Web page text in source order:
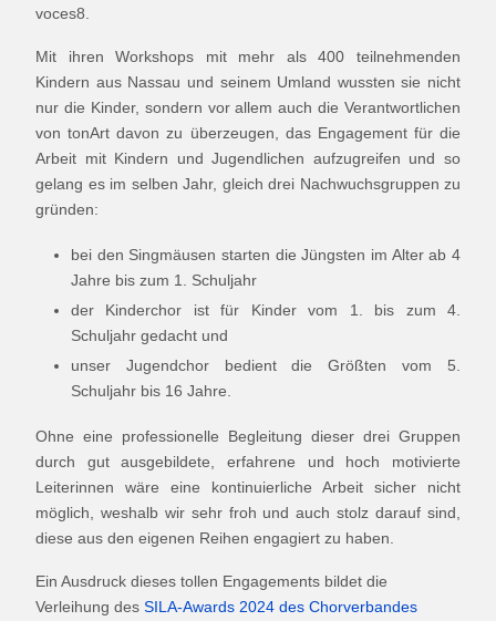
voces8.
Mit ihren Workshops mit mehr als 400 teilnehmenden
Kindern aus Nassau und seinem Umland wussten sie nicht
nur die Kinder, sondern vor allem auch die Verantwortlichen
von tonArt davon zu überzeugen, das Engagement für die
Arbeit mit Kindern und Jugendlichen aufzugreifen und so
gelang es im selben Jahr, gleich drei Nachwuchsgruppen zu
gründen:
bei den Singmäusen starten die Jüngsten im Alter ab 4
Jahre bis zum 1. Schuljahr
der Kinderchor ist für Kinder vom 1. bis zum 4.
Schuljahr gedacht und
unser Jugendchor bedient die Größten vom 5.
Schuljahr bis 16 Jahre.
Ohne eine professionelle Begleitung dieser drei Gruppen
durch gut ausgebildete, erfahrene und hoch motivierte
Leiterinnen wäre eine kontinuierliche Arbeit sicher nicht
möglich, weshalb wir sehr froh und auch stolz darauf sind,
diese aus den eigenen Reihen engagiert zu haben.
Ein Ausdruck dieses tollen Engagements bildet die
Verleihung des SILA-Awards 2024 des Chorverbandes